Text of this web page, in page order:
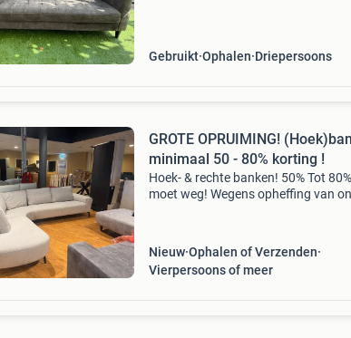
Gebruikt Ophalen Driepersoons
GROTE OPRUIMING!
minimaal 50 - 80% korting !
Hoek- & rechte banken! 50% Tot
moet weg! Wegens opheffing van
Nieuw Ophalen of Verzenden
Vierpersoons of meer